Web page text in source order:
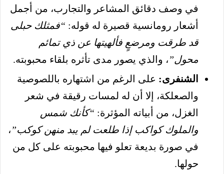
في وصف دقائق المشاعر والتجارب، من أجمل
أشعار رومانسية قصيرة له قوله: “فمثلك حبلى
قد طرقت ومرضعٍ فألهيتها عن ذي تمائم
محول”، والذي يصور مدى تأثره بلقاء محبوبته.
الشنفرى: على الرغم من اشتهاره باللصوصية
والصعلكة، إلا أن له لمسات رقيقة في شعر
الغزل، من أبياته المؤثرة: “كأنك شمس
والملوك كواكب إذا طلعت لم يبد منهن كوكب”،
في صورة بديعة تعلو فيها محبوبته على كل من
حولها.